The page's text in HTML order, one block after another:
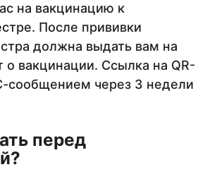
на вакцинацию к
После прививки
должна выдать вам на
о вакцинации. Ссылка на QR-
сообщением через 3 недели
перед